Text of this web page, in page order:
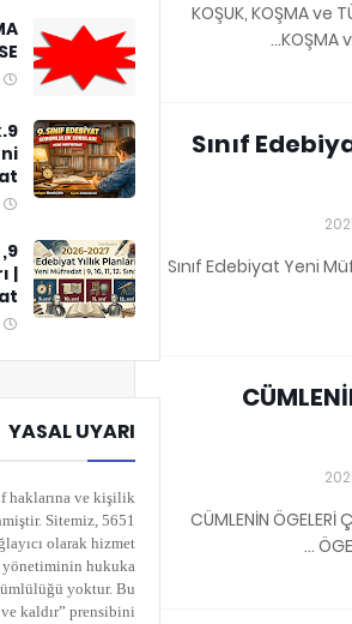
KOŞUK, KOŞMA ve
KOŞMA
10.Sınıf
10.Sınıf Edebiyat Yeni
CÜMLENİN ÖGELERİ
|
YASAL UYARI
haklarına ve kişilik
Sitemiz, 5651
olarak hizmet
yönetiminin hukuka
yoktur. Bu
kaldır” prensibini